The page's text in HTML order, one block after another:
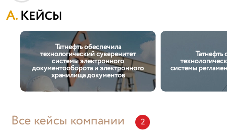
КЕЙСЫ
Татнефть обеспечила
технологический суверенитет
системы электронного
документооборота и электронного
хранилища документов
Татнефть
системы
Все кейсы компании 2